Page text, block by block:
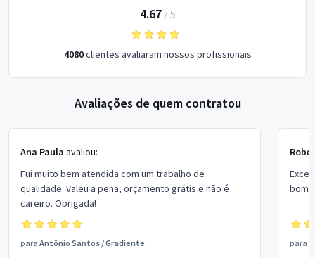
4.67/ 5
4080clientes avaliaram nossos profissionais
Avaliações de quem contratou
Ana Paula avaliou:
Fui muito bem atendida com um trabalho de
qualidade. Valeu a pena, orçamento grátis e não é
careiro. Obrigada!
para Antônio Santos /Gradiente
bom
para